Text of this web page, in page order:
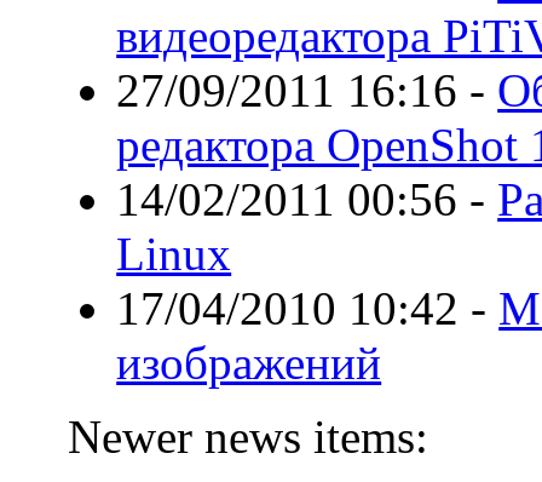
видеоредактора
27/09/2011 16:16 -
редактора OpenShot
14/02/2011 00:56 -
Linux
17/04/2010 10:42 -
изображений
Newer news items: